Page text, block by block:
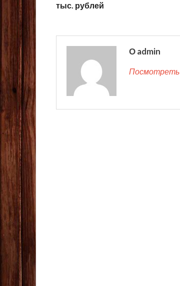
тыс. рублей
О admin
Посмотреть